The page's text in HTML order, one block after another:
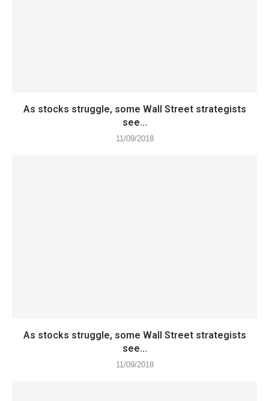
As stocks struggle, some Wall Street strategists
see...
11/09/2018
As stocks struggle, some Wall Street strategists
see...
11/09/2018